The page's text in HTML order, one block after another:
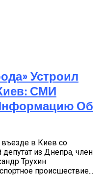
Устроил
СМИ
Об
в Киев со
из Днепра, член
Трухин
происшествие...